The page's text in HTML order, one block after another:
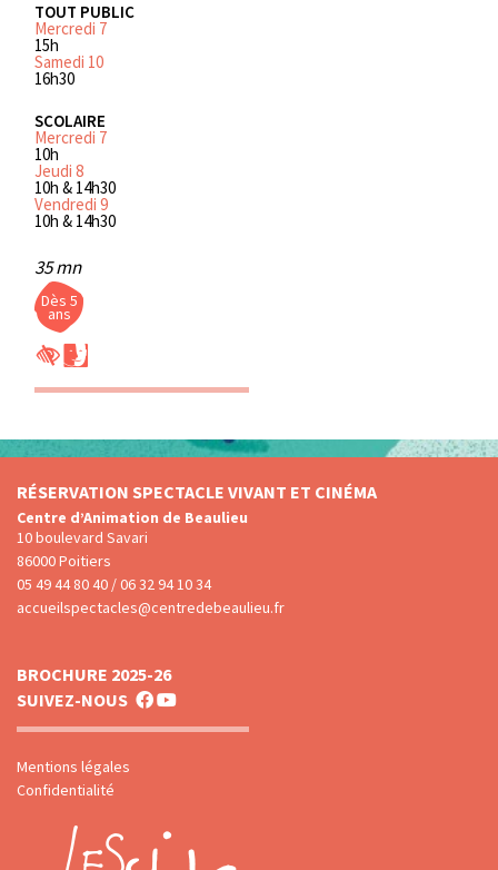
TOUT PUBLIC
Mercredi 7
15h
Samedi 10
16h30
SCOLAIRE
Mercredi 7
10h
Jeudi 8
10h & 14h30
Vendredi 9
10h & 14h30
35 mn
Dès 5
ans
RÉSERVATION SPECTACLE VIVANT ET CINÉMA
Centre d’Animation de Beaulieu
10 boulevard Savari
86000 Poitiers
05 49 44 80 40 / 06 32 94 10 34
accueilspectacles@centredebeaulieu.fr
BROCHURE 2025-26
SUIVEZ-NOUS
Mentions légales
Confidentialité